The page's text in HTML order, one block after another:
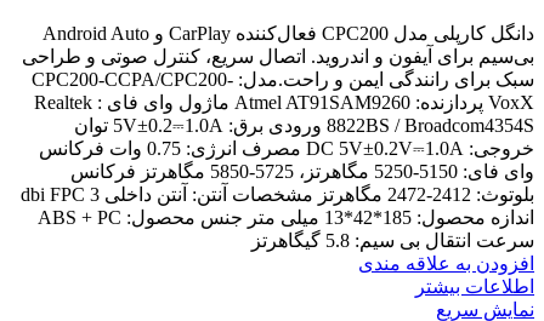
دانگل کارپلی مدل CPC200 فعال‌کننده CarPlay و Android Auto
بی‌سیم برای آیفون و اندروید. اتصال سریع، کنترل صوتی و طراحی
سبک برای رانندگی ایمن و راحت.مدل: CPC200-CCPA/CPC200-
VoxX پردازنده: Atmel AT91SAM9260 ماژول وای فای : Realtek
8822BS / Broadcom4354S ورودی برق: 5V±0.2⎓1.0A توان
خروجی: DC 5V±0.2V⎓1.0A مصرف انرژی: 0.75 وات فرکانس
وای فای: 5150-5250 مگاهرتز، 5725-5850 مگاهرتز فرکانس
بلوتوث: 2412-2472 مگاهرتز مشخصات آنتن: آنتن داخلی 3 dbi FPC
اندازه محصول: 185*42*13 میلی متر جنس محصول: ABS + PC
سرعت انتقال بی سیم: 5.8 گیگاهرتز
افزودن به علاقه مندی
اطلاعات بیشتر
نمایش سریع